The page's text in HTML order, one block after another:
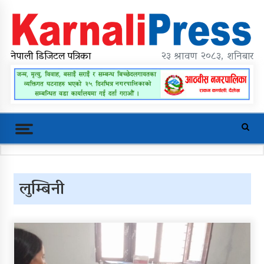
content
karnalipress
Online News Portal
नेपाली डिजिटल पत्रिका २३ श्रावण २०८३, शनिबार
भवन शिलान्यास
लुम्बिनी